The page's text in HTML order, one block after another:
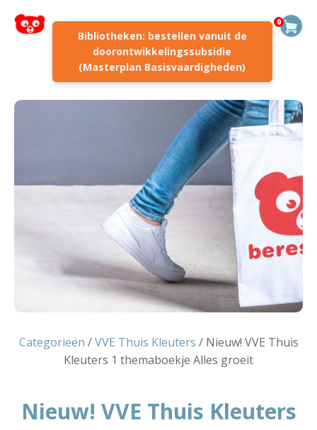
Bibliotheken: bestellen vanuit de
doorontwikkelingssubsidie
(Masterplan Basisvaardigheden)
0
Categorieën /VVE Thuis Kleuters / Nieuw! VVE Thuis
Kleuters 1 themaboekje Alles groeit
Nieuw! VVE Thuis Kleuters